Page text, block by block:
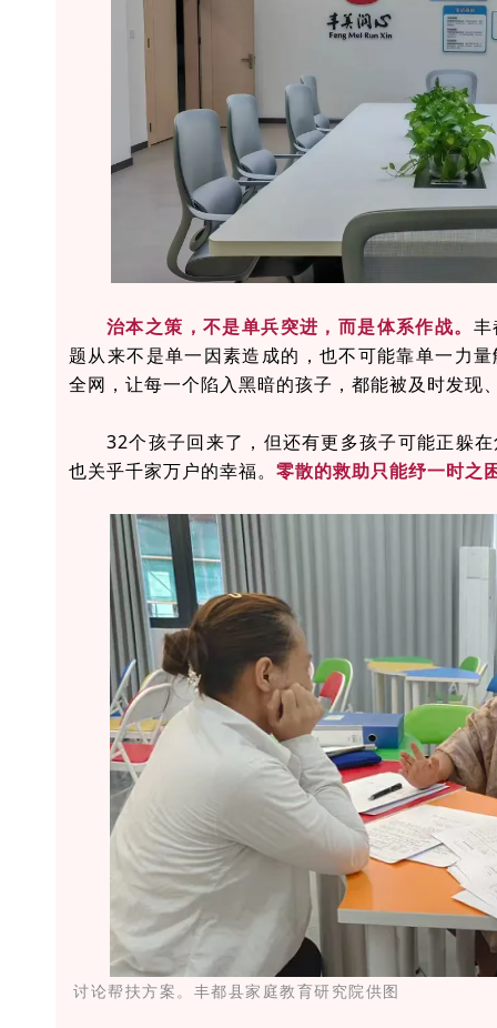
治本之策，不是单兵突进，而是体系作战。
题从来不是单一因素造成的，也不可能靠单一力
全网，让每一个陷入黑暗的孩子，都能被及时发现
32个孩子回来了，但还有更多孩子可能正躲
也关乎千家万户的幸福。 零散的救助只能纾一时之
讨论帮扶方案。丰都县家庭教育研究院供图